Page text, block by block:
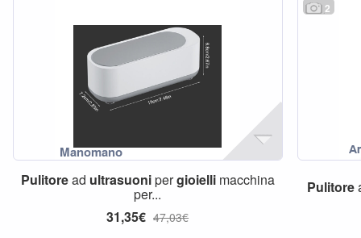
Pulitoread ultrasuonipergioiellimacchina
per...
31,35€ 47,03€
2
Pulitore